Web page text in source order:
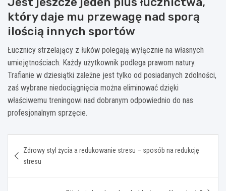
który daje mu przewagę nad sporą
ilością innych sportów
Łucznicy strzelający z łuków polegają wyłącznie na własnych
umiejętnościach. Każdy użytkownik podlega prawom natury.
Trafianie w dziesiątki zależne jest tylko od posiadanych zdolności,
zaś wybrane niedociągnięcia można eliminować dzięki
właściwemu treningowi nad dobranym odpowiednio do nas
profesjonalnym sprzęcie.
wpisu
Zdrowy styl życia a redukowanie stresu – sposób na redukcję
stresu